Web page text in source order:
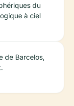
du
à ciel
de Barcelos,